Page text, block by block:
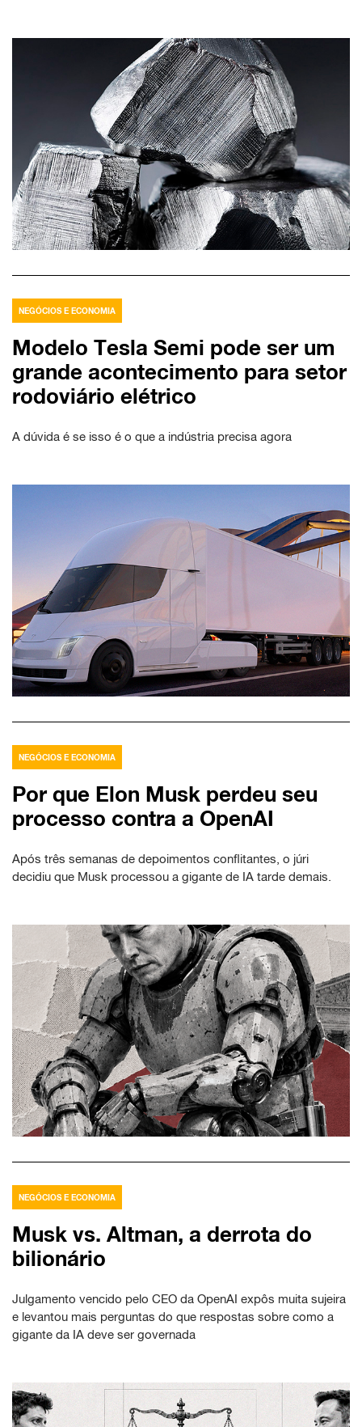
NEGÓCIOS E ECONOMIA
Modelo Tesla Semi pode ser um
grande acontecimento para setor
rodoviário elétrico
A dúvida é se isso é o que a indústria precisa agora
NEGÓCIOS E ECONOMIA
Por que Elon Musk perdeu seu
processo contra a OpenAI
Após três semanas de depoimentos conflitantes, o júri
decidiu que Musk processou a gigante de IA tarde demais.
NEGÓCIOS E ECONOMIA
Musk vs. Altman, a derrota do
bilionário
Julgamento vencido pelo CEO da OpenAI expôs muita sujeira
e levantou mais perguntas do que respostas sobre como a
gigante da IA deve ser governada